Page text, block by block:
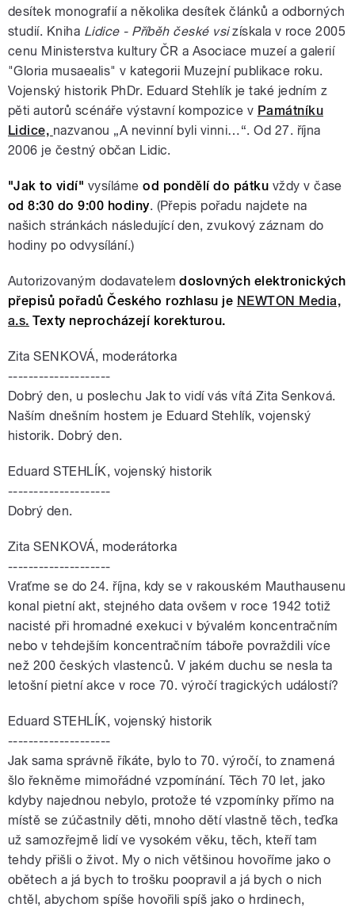
desítek monografií a několika desítek článků a odborných
studií. Kniha Lidice - Příběh české vsizískala v roce 2005
cenu Ministerstva kultury ČR a Asociace muzeí a galerií
"Gloria musaealis" v kategorii Muzejní publikace roku.
Vojenský historik PhDr. Eduard Stehlík je také jedním z
pěti autorů scénáře výstavní kompozice v Památníku
Lidice, nazvanou „A nevinní byli vinni…“. Od 27. října
2006 je čestný občan Lidic.
"Jak to vidí" vysílámeod pondělí do pátku vždy v čase
od 8:30 do 9:00 hodiny. (Přepis pořadu najdete na
našich stránkách následující den, zvukový záznam do
hodiny po odvysílání.)
Autorizovaným dodavatelem doslovných elektronických
přepisů pořadů Českého rozhlasu je NEWTON Media,
a.s. Texty neprocházejí korekturou.
Zita SENKOVÁ, moderátorka
--------------------
Dobrý den, u poslechu Jak to vidí vás vítá Zita Senková.
Naším dnešním hostem je Eduard Stehlík, vojenský
historik. Dobrý den.
Eduard STEHLÍK, vojenský historik
--------------------
Dobrý den.
Zita SENKOVÁ, moderátorka
--------------------
Vraťme se do 24. října, kdy se v rakouském Mauthausenu
konal pietní akt, stejného data ovšem v roce 1942 totiž
nacisté při hromadné exekuci v bývalém koncentračním
nebo v tehdejším koncentračním táboře povraždili více
než 200 českých vlastenců. V jakém duchu se nesla ta
letošní pietní akce v roce 70. výročí tragických událostí?
Eduard STEHLÍK, vojenský historik
--------------------
Jak sama správně říkáte, bylo to 70. výročí, to znamená
šlo řekněme mimořádné vzpomínání. Těch 70 let, jako
kdyby najednou nebylo, protože té vzpomínky přímo na
místě se zúčastnily děti, mnoho dětí vlastně těch, teďka
už samozřejmě lidí ve vysokém věku, těch, kteří tam
tehdy přišli o život. My o nich většinou hovoříme jako o
obětech a já bych to trošku poopravil a já bych o nich
chtěl, abychom spíše hovořili spíš jako o hrdinech,